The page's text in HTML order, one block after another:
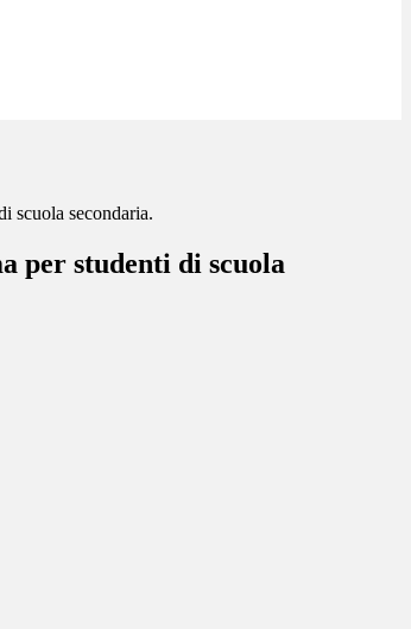
scuola secondaria.
per studenti di scuola